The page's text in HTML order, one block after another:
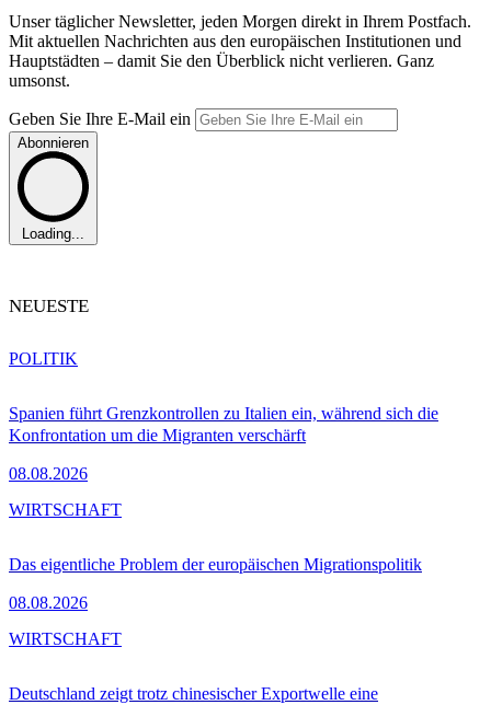
Unser täglicher Newsletter, jeden Morgen direkt in Ihrem Postfach.
Mit aktuellen Nachrichten aus den europäischen Institutionen und
Hauptstädten – damit Sie den Überblick nicht verlieren. Ganz
umsonst.
Geben Sie Ihre E-Mail ein
Abonnieren
Loading...
NEUESTE
Spanien führt Grenzkontrollen zu Italien ein, während sich die
Konfrontation um die Migranten verschärft
08.08.2026
POLITIK
Das eigentliche Problem der europäischen Migrationspolitik
08.08.2026
WIRTSCHAFT
Deutschland zeigt trotz chinesischer Exportwelle eine
WIRTSCHAFT